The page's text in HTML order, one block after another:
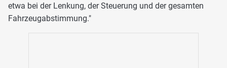
etwa bei der Lenkung, der Steuerung und der gesamten
Fahrzeugabstimmung."